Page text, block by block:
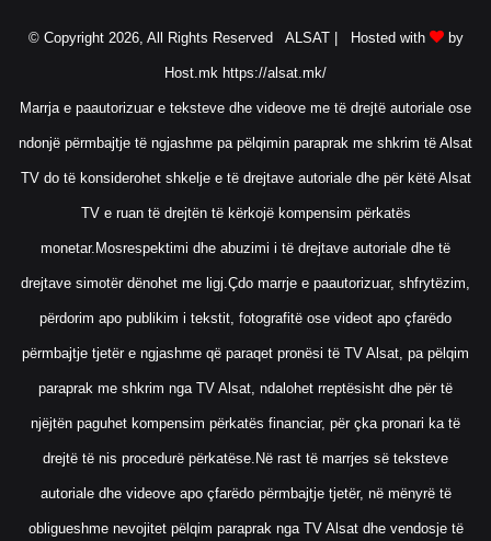
© Copyright 2026, All Rights Reserved ALSAT | Hosted with by
Host.mk https://alsat.mk/
Marrja e paautorizuar e teksteve dhe videove me të drejtë autoriale ose
ndonjë përmbajtje të ngjashme pa pëlqimin paraprak me shkrim të Alsat
TV do të konsiderohet shkelje e të drejtave autoriale dhe për këtë Alsat
TV e ruan të drejtën të kërkojë kompensim përkatës
monetar.Mosrespektimi dhe abuzimi i të drejtave autoriale dhe të
drejtave simotër dënohet me ligj.Çdo marrje e paautorizuar, shfrytëzim,
përdorim apo publikim i tekstit, fotografitë ose videot apo çfarëdo
përmbajtje tjetër e ngjashme që paraqet pronësi të TV Alsat, pa pëlqim
paraprak me shkrim nga TV Alsat, ndalohet rreptësisht dhe për të
njëjtën paguhet kompensim përkatës financiar, për çka pronari ka të
drejtë të nis procedurë përkatëse.Në rast të marrjes së teksteve
autoriale dhe videove apo çfarëdo përmbajtje tjetër, në mënyrë të
obligueshme nevojitet pëlqim paraprak nga TV Alsat dhe vendosje të